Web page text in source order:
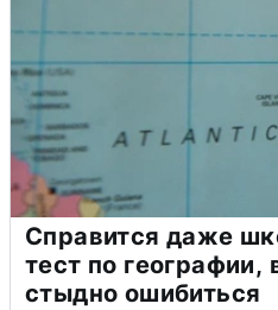
Справится даже
тест по географии,
стыдно ошибиться